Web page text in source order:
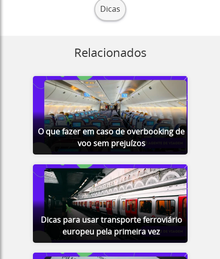
Dicas
Relacionados
O que fazer em caso de overbooking de
voo sem prejuízos
Dicas para usar transporte ferroviário
europeu pela primeira vez